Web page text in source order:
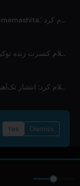
گروه =LOVE تک‌آهنگ جدید 'Koi, Hajimemashita.' و کنسرت‌های توکیو دوم را اعلام کرد
AliA با انتشار آلبوم 'mate' پس از توقف فعالیت و اعلام کنسرت زنده توکیو بازگشت
ShowMinorSavage اعلام کرد: انتشار تک‌آهنگ دیجیتال جدید 'Gradation'
byACRCloud
Yes Dismiss